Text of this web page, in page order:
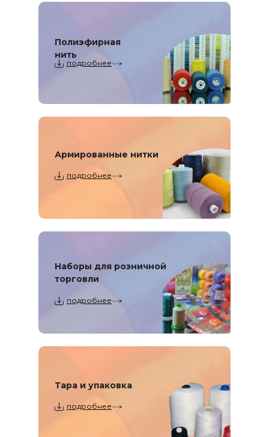
подробнее
подробнее
подробнее
Полиэфирная
нить
Наборы для розничной
торговли
Тара и упаковка
Армированные нитки
подробнее